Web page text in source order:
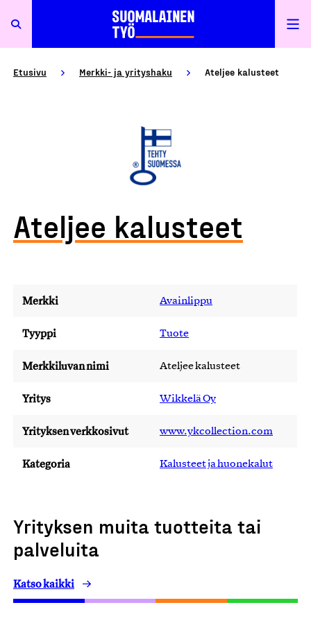
Etusivu Merkki- ja yrityshaku Ateljee kalusteet
Ateljee kalusteet
Merkki Avainlippu
Tyyppi Tuote
Merkkiluvan nimi Ateljee kalusteet
Yritys Wikkelä Oy
Yrityksen verkkosivut www.ykcollection.com
Kategoria Kalusteet ja huonekalut
Yrityksen muita tuotteita tai
palveluita
Katso kaikki